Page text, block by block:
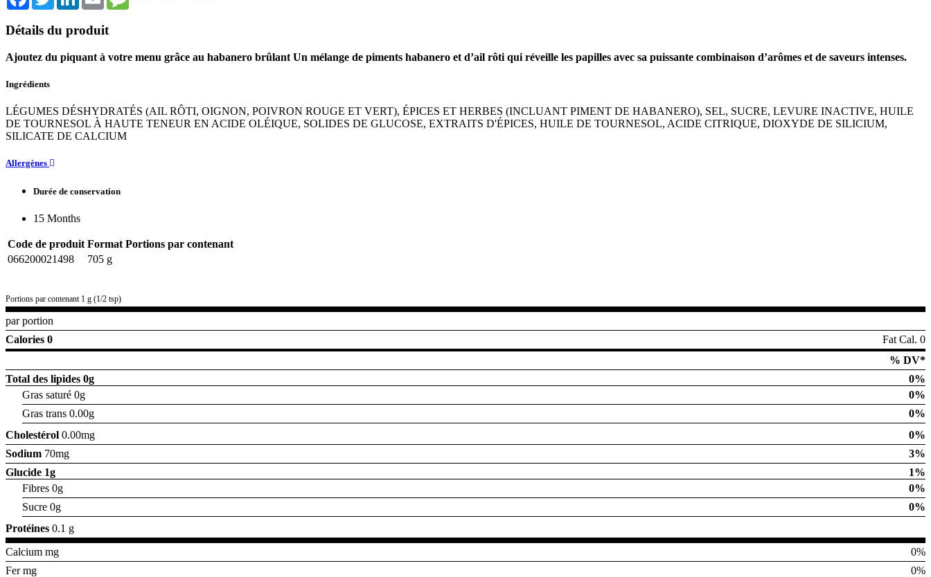
Détails du produit
Ajoutez du piquant à votre menu grâce au habanero brûlant Un mélange de piments habanero et d’ail rôti qui réveille les papilles avec sa puissante combinaison d’arômes et de saveurs intenses.
Ingrédients
LÉGUMES DÉSHYDRATÉS (AIL RÔTI, OIGNON, POIVRON ROUGE ET VERT), ÉPICES ET HERBES (INCLUANT PIMENT DE HABANERO), SEL, SUCRE, LEVURE INACTIVE, HUILE
DE TOURNESOL À HAUTE TENEUR EN ACIDE OLÉIQUE, SOLIDES DE GLUCOSE, EXTRAITS D'ÉPICES, HUILE DE TOURNESOL, ACIDE CITRIQUE, DIOXYDE DE SILICIUM,
SILICATE DE CALCIUM
Allergènes
Durée de conservation
15 Months
Code de produit Format Portions par contenant
066200021498
705 g
Portions par contenant 1 g (1/2 tsp)
par portion
Calories 0
Fat Cal. 0
% DV*
Total des lipides 0g
0%
Gras saturé 0g
0%
Gras trans 0.00g
0%
Cholestérol 0.00mg
0%
Sodium 70mg
3%
Glucide 1g
1%
Fibres 0g
0%
Sucre 0g
0%
Protéines 0.1 g
Calcium mg
0%
Fer mg
0%